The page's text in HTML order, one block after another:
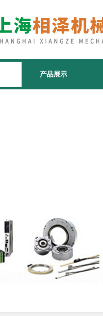
产品展示